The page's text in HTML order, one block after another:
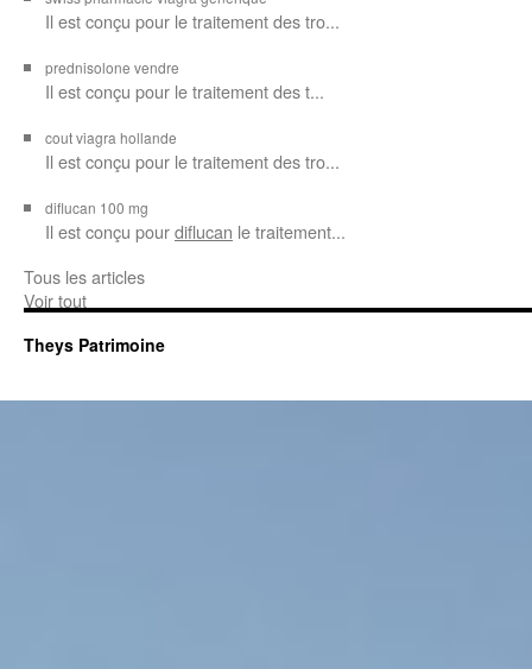
Il estconçu pour le traitement destro...
prednisolone vendre
Il est conçu pour le traitement des t...
cout viagra hollande
Il est conçu pour le traitement des tro...
diflucan 100 mg
Il est conçu pourdiflucan le traitement...
Tous les articles
Voir tout
Theys Patrimoine